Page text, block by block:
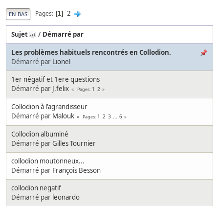
EN BAS Pages 1 2
Sujet / Démarré par
Les problèmes habituels rencontrés en Collodion.
Démarré par Lionel
1er négatif et 1ere questions
Démarré par J.felix Pages 1 2
Collodion à l'agrandisseur
Démarré par Malouk Pages 1 2 3 ... 6
Collodion albuminé
Démarré parGilles Tournier
collodion moutonneux...
Démarré par François Besson
collodion negatif
Démarré par leonardo